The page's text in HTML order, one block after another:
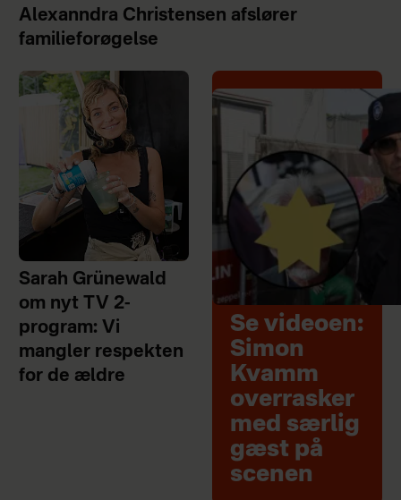
Alexanndra Christensen afslører
familieforøgelse
Sarah Grünewald
om nyt TV 2-
program: Vi
mangler respekten
for de ældre
Se videoen:
Simon
Kvamm
overrasker
med særlig
gæst på
scenen